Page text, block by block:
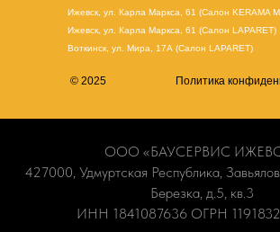
Ижевск, ул. Карла Маркса, 61 (Салон KERAMA
Ижевск, ул. Карла Маркса, 61 (Салон LAPARET)
Воткинск, ул. Мира, 17А (Салон LAPARET)
© 2025 Политика
ООО «БАУСЕРВИС
427000, Удмуртская Республика,
Березка, д.5, кв.3
ИНН 1841087636 ОГРН